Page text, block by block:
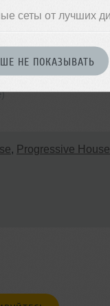
сеты от лучших
НЕ ПОКАЗЫВАТЬ
173 MB, 256
, Progressive House